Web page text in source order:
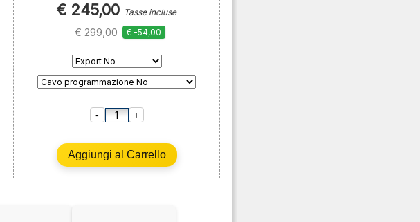
€ 245,00 Tasse incluse
€ 299,00 € -54,00
- +